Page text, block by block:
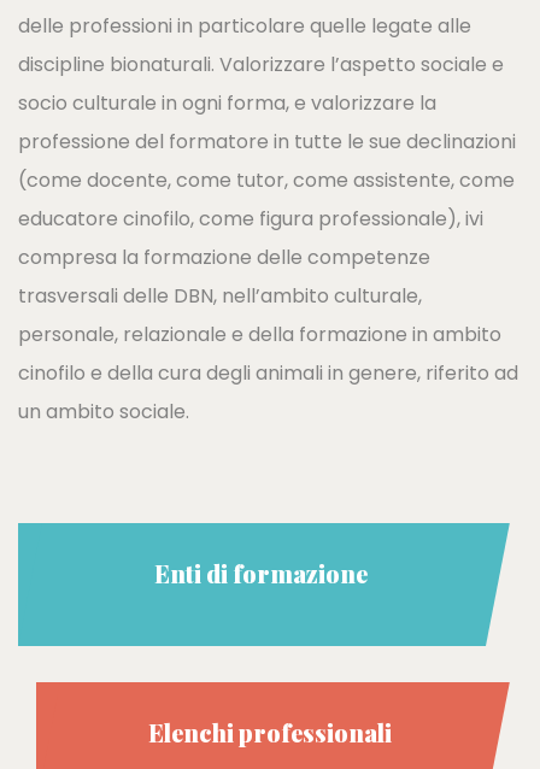
delle professioni in particolare quelle legate alle
discipline bionaturali. Valorizzare l’aspetto sociale e
socio culturale in ogni forma, e valorizzare la
professione del formatore in tutte le sue declinazioni
(come docente, come tutor, come assistente, come
educatore cinofilo, come figura professionale), ivi
compresa la formazione delle competenze
trasversali delle DBN, nell’ambito culturale,
personale, relazionale e della formazione in ambito
cinofilo e della cura degli animali in genere, riferito ad
un ambito sociale.
Enti di formazione
Elenchi professionali